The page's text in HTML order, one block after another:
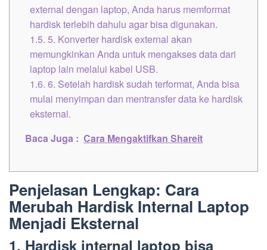
external dengan laptop, Anda harus memformat
hardisk terlebih dahulu agar bisa digunakan.
1.5. 5. Konverter hardisk external akan
memungkinkan Anda untuk mengakses data dari
laptop lain melalui kabel USB.
1.6. 6. Setelah hardisk sudah terformat, Anda bisa
mulai menyimpan dan mentransfer data ke hardisk
eksternal.
Baca Juga : Cara Mengaktifkan Shareit
Penjelasan Lengkap: Cara
Merubah Hardisk Internal Laptop
Menjadi Eksternal
1. Hardisk internal laptop bisa